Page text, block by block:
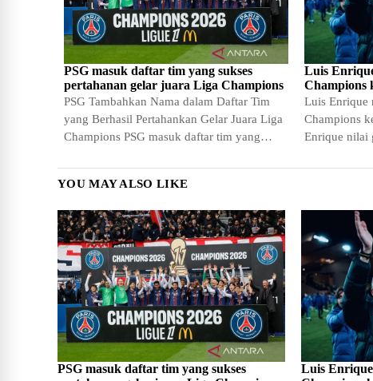
PSG masuk daftar tim yang sukses
pertahanan gelar juara Liga Champions
PSG Tambahkan Nama dalam Daftar Tim
yang Berhasil Pertahankan Gelar Juara Liga
Champions PSG masuk daftar tim yang
Luis
Champions
Luis Enrique
Champions
Enrique nilai
YOU MAY ALSO LIKE
PSG masuk daftar tim yang sukses
Luis